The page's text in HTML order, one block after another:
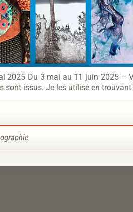
2025 Du 3 mai au 11 juin 2025 –
sont issus. Je les utilise en